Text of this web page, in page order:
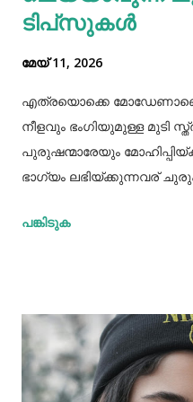
ടിപ്‌സുകൾ
മേയ് 11, 2026
എത്രയൊക്കെ
നീളവും ഭംഗിയുമുള്ള മുടി
പുരുഷന്മാരേയും
ഭാഗ്യം ലഭിയ്ക്കുന്നവര്
സഹായിക്കുന്ന ചില
ചീകുന്നത് ശരിയായ
പൊട്ടിപ്പോകാനുമുള്ള
ചീകുന്നതിനും ചില
പങ്കിടുക